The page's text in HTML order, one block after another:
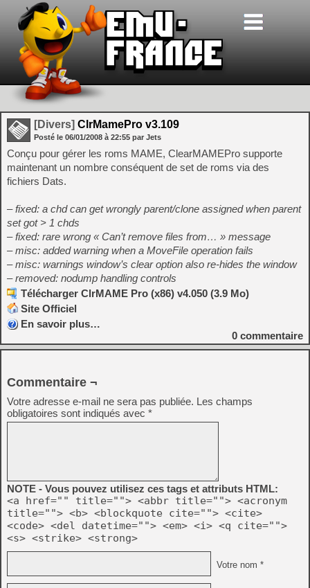
[Divers] ClrMamePro v3.109
Posté le 06/01/2008 à 22:55 par Jets
Conçu pour gérer les roms MAME, ClearMAMEPro supporte
maintenant un nombre conséquent de set de roms via des
fichiers Dats.
– fixed: a chd can get wrongly parent/clone assigned when parent
set got > 1 chds
– fixed: rare wrong « Can’t remove files from… » message
– misc: added warning when a MoveFile operation fails
– misc: warnings window’s clear option also re-hides the window
– removed: nodump handling controls
Télécharger ClrMAME Pro (x86) v4.050 (3.9 Mo)
Site Officiel
En savoir plus…
0 commentaire
Commentaire ¬
Votre adresse e-mail ne sera pas publiée. Les champs
obligatoires sont indiqués avec *
NOTE - Vous pouvez utilisez ces tags et attributs HTML:
<a href="" title=""> <abbr title=""> <acronym
title=""> <b> <blockquote cite=""> <cite>
<code> <del datetime=""> <em> <i> <q cite="">
<s> <strike> <strong>
Votre nom *